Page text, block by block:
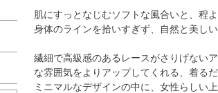
肌にすっとなじむソフトな風合いと、程
身体のラインを拾いすぎず、自然と美し
繊細で高級感のあるレースがさりげない
な雰囲気をよりアップしてくれる、着る
ミニマルなデザインの中に、女性らしい